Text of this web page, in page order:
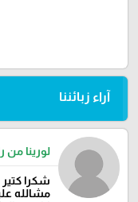
آراء زبائننا
لورينا من
شكرا كتير
مشالله